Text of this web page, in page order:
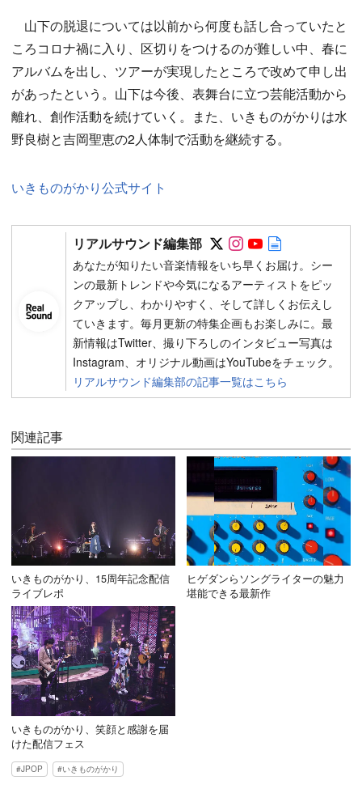
山下の脱退については以前から何度も話し合っていたと
ころコロナ禍に入り、区切りをつけるのが難しい中、春に
アルバムを出し、ツアーが実現したところで改めて申し出
があったという。山下は今後、表舞台に立つ芸能活動から
離れ、創作活動を続けていく。また、いきものがかりは水
野良樹と吉岡聖恵の2人体制で活動を継続する。
いきものがかり公式サイト
リアルサウンド編集部 Follow on SNS
Follow on SNS
Follow on
あなたが知りたい音楽情報をいち早くお届け。シー
ンの最新トレンドや今気になるアーティストをピッ
クアップし、わかりやすく、そして詳しくお伝えし
ていきます。毎月更新の特集企画もお楽しみに。最
新情報はTwitter、撮り下ろしのインタビュー写真は
Instagram、オリジナル動画はYouTubeをチェック。
リアルサウンド編集部の記事一覧はこちら
関連記事
いきものがかり、15周年記念配信
ライブレポ
ヒゲダンらソングライターの魅力
堪能できる最新作
いきものがかり、笑顔と感謝を届
けた配信フェス
JPOP いきものがかり